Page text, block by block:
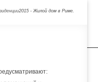
2015 - Жилой дом в Риме.